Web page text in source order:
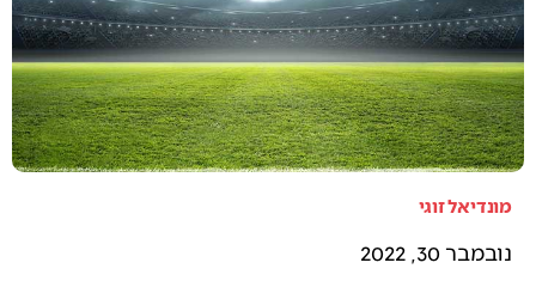
מונדיאל זוגי
נובמבר 30, 2022